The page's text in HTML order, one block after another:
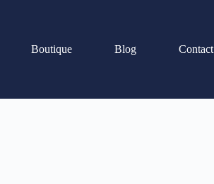
Boutique Blog Contact